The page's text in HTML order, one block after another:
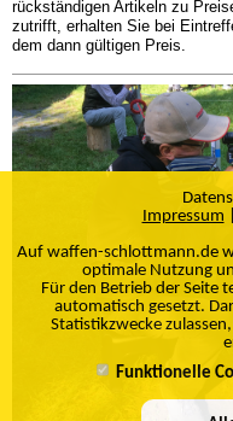
rückständigen Artikeln zu
zutrifft, erhalten Sie bei
dem dann gültigen Preis.
Impressum
Auf waffen-schlottmann.de
optimale Nutzung
Für den Betrieb der Seite
automatisch gesetzt.
Statistikzwecke
Funktionelle